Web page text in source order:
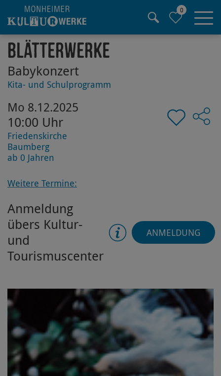
Hauptregion der Seite anspringen
0
Blätterwerke
Babykonzert
Kita- und Schulprogramm
Mo 8.12.2025
10:00 Uhr
Friedenskirche
Baumberg
ab 0 Jahren
Weitere Termine:
Anmeldung
übers Kultur-
und
Tourismuscenter
ANMELDUNG